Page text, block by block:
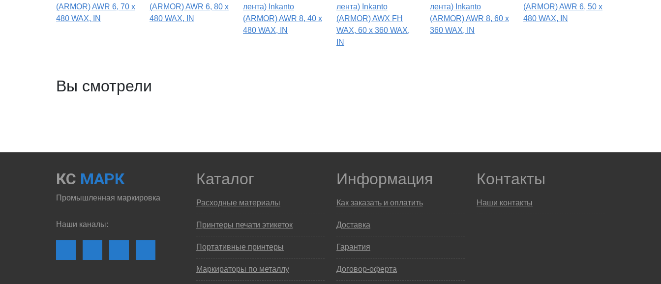
(ARMOR) AWR 6, 70 х
480 WAX, IN
(ARMOR) AWR 6, 80 х
480 WAX, IN
лента) Inkanto
(ARMOR) AWR 8, 40 х
480 WAX, IN
лента) Inkanto
(ARMOR) AWX FH
WAX, 60 х 360 WAX,
IN
лента) Inkanto
(ARMOR) AWR 8, 60 х
360 WAX, IN
(ARMOR) AWR 6, 50 х
480 WAX, IN
Вы смотрели
КС МАРК
Промышленная маркировка
Наши каналы:
Каталог
Расходные материалы
Принтеры печати этикеток
Портативные принтеры
Маркираторы по металлу
Информация
Как заказать и оплатить
Доставка
Гарантия
Договор-оферта
Контакты
Наши контакты